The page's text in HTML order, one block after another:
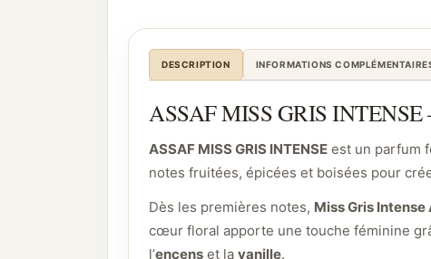
DESCRIPTION INFORMATIONS
ASSAF MISS GRIS INTENSE
ASSAF MISS GRIS INTENSE est un parfum
notes fruitées, épicées et boisées pour
Dès les premières notes, Miss Gris Intense
cœur floral apporte une touche féminine
l’encens et la vanille.